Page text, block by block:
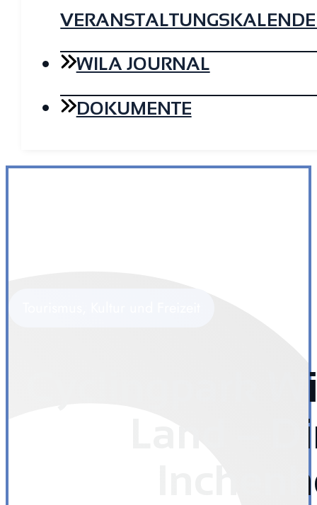
WILA JOURNAL
DOKUMENTE
Cyclingpark
Land –